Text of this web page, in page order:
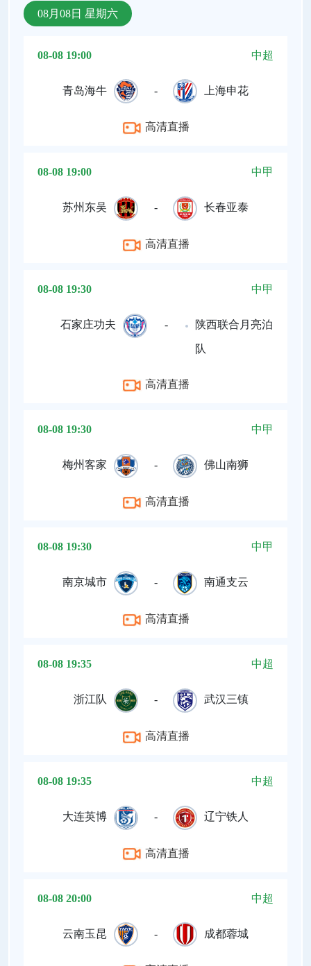
08月08日 星期六
08-08 19:00 中超
青岛海牛 - 上海申花
高清直播
08-08 19:00 中甲
苏州东吴 - 长春亚泰
高清直播
08-08 19:30 中甲
石家庄功夫 - 陕西联合月亮泊
队
高清直播
08-08 19:30 中甲
梅州客家 - 佛山南狮
高清直播
08-08 19:30 中甲
南京城市 - 南通支云
高清直播
08-08 19:35 中超
浙江队 - 武汉三镇
高清直播
08-08 19:35 中超
大连英博 - 辽宁铁人
高清直播
08-08 20:00 中超
云南玉昆 - 成都蓉城